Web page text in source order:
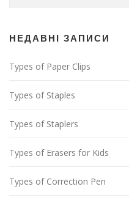
НЕДАВНІ ЗАПИСИ
Types of Paper Clips
Types of Staples
Types of Staplers
Types of Erasers for Kids
Types of Correction Pen